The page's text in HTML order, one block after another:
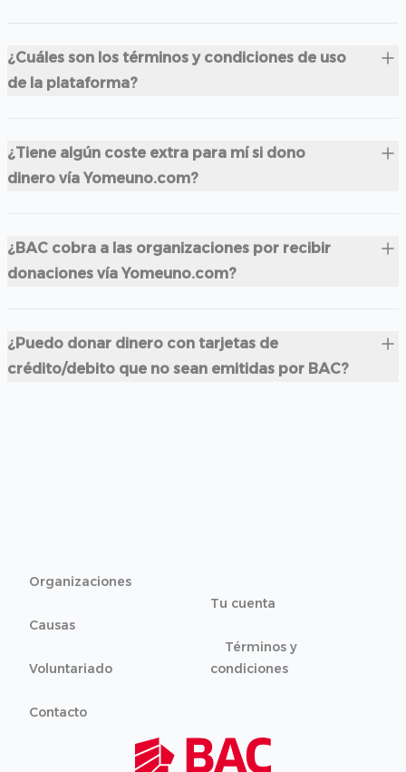
¿Cuáles son los términos y condiciones de uso
de la plataforma?
¿Tiene algún coste extra para mí si dono
dinero vía Yomeuno.com?
¿BAC cobra a las organizaciones por recibir
donaciones vía Yomeuno.com?
¿Puedo donar dinero con tarjetas de
crédito/debito que no sean emitidas por BAC?
Organizaciones
Causas
Voluntariado
Contacto
Tu cuenta
Términos y
condiciones